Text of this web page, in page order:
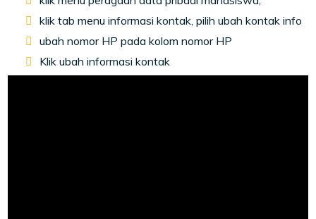
klik tab menu informasi kontak, pilih ubah kontak info
ubah nomor HP pada kolom nomor HP
Klik ubah informasi kontak